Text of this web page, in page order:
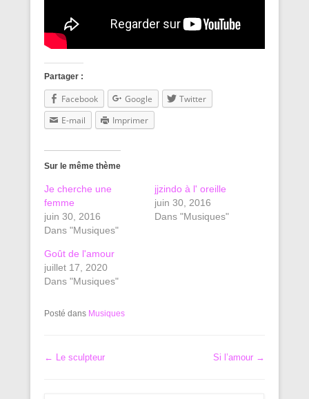
Partager :
Facebook Google
Twitter
E-mail
Imprimer
Sur le même thème
Je cherche une
femme
juin 30, 2016
Dans "Musiques"
jjzindo à l' oreille
juin 30, 2016
Dans "Musiques"
Goût de l'amour
juillet 17, 2020
Dans "Musiques"
Posté dans Musiques
Navigation dans les articles
← Le sculpteur Si l’amour →